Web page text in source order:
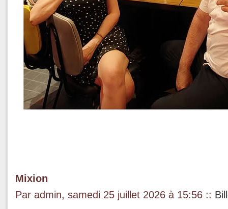
Mixion
Par admin, samedi 25 juillet 2026 à 15:56 ::